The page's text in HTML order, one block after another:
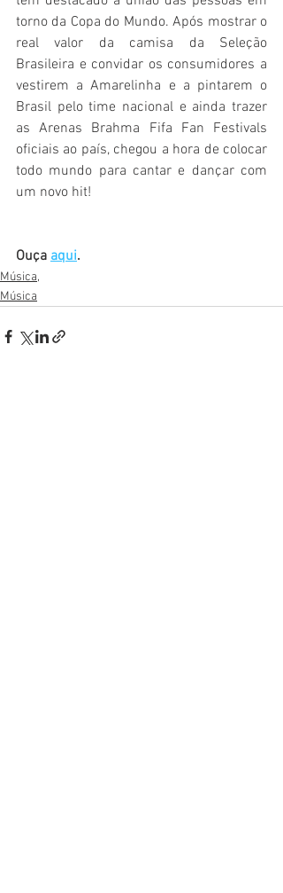
torno da Copa do Mundo. Após mostrar o
real valor da camisa da Seleção
Brasileira e convidar os consumidores a
vestirem a Amarelinha e a pintarem o
Brasil pelo time nacional e ainda trazer
as Arenas Brahma Fifa Fan Festivals
oficiais ao país, chegou a hora de colocar
todo mundo para cantar e dançar com
um novo hit!
Ouça aqui.
Música,
Música